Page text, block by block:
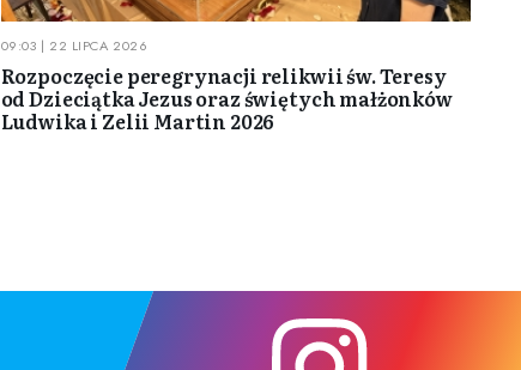
09:03 | 22 LIPCA 2026
Rozpoczęcie peregrynacji relikwii św. Teresy
od Dzieciątka Jezus oraz świętych małżonków
Ludwika i Zelii Martin 2026